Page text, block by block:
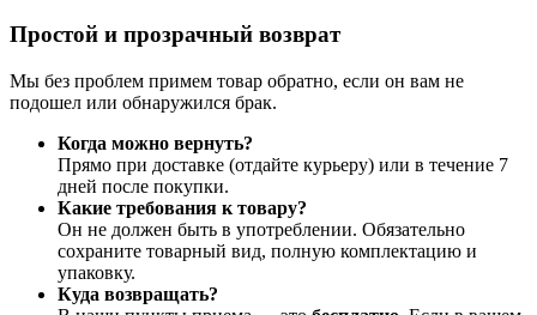
Простой и прозрачный возврат
Мы без проблем примем товар обратно, если он вам не
подошел или обнаружился брак.
Когда можно вернуть?
Прямо при доставке (отдайте курьеру) или в течение 7
дней после покупки.
Какие требования к товару?
Он не должен быть в употреблении. Обязательно
сохраните товарный вид, полную комплектацию и
упаковку.
Куда возвращать?